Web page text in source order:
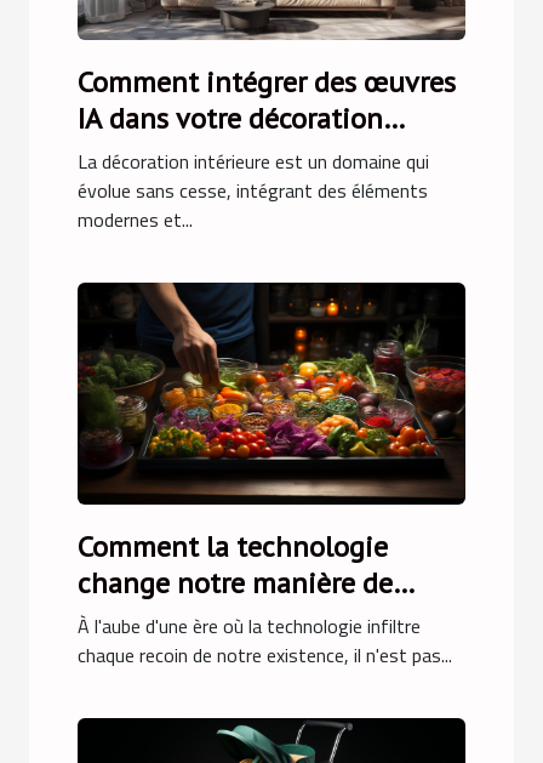
Comment intégrer des œuvres
IA dans votre décoration
intérieure
La décoration intérieure est un domaine qui
évolue sans cesse, intégrant des éléments
modernes et...
Comment la technologie
change notre manière de
cuisiner ?
À l'aube d'une ère où la technologie infiltre
chaque recoin de notre existence, il n'est pas...